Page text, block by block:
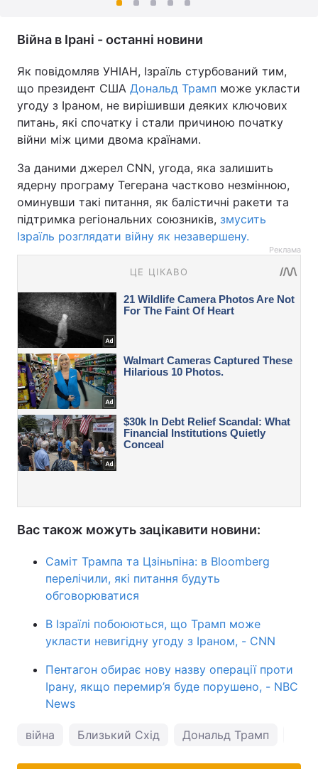
Війна в Ірані - останні новини
Як повідомляв УНІАН, Ізраїль стурбований тим,
що президент США Дональд Трамп може укласти
угоду з Іраном, не вирішивши деяких ключових
питань, які спочатку і стали причиною початку
війни між цими двома країнами.
За даними джерел CNN, угода, яка залишить
ядерну програму Тегерана частково незмінною,
оминувши такі питання, як балістичні ракети та
підтримка регіональних союзників, змусить
Ізраїль розглядати війну як незавершену.
Реклама
Вас також можуть зацікавити новини:
Саміт Трампа та Цзіньпіна: в Bloomberg
перелічили, які питання будуть
обговорюватися
В Ізраїлі побоюються, що Трамп може
укласти невигідну угоду з Іраном, - CNN
Пентагон обирає нову назву операції проти
Ірану, якщо перемир’я буде порушено, - NBC
News
війна Близький Схід Дональд Трамп